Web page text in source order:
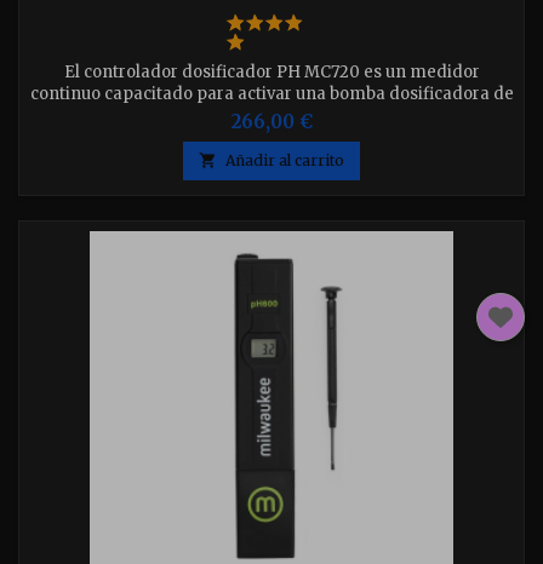
El controlador dosificador PH MC720 es un medidor
continuo capacitado para activar una bomba dosificadora de
corrector PH (PH minus o PH más).
266,00 €
 Añadir al carrito